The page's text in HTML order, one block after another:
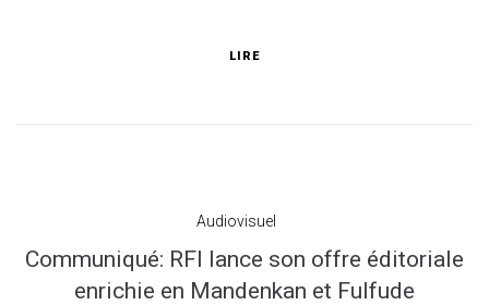
LIRE
Audiovisuel
Communiqué: RFI lance son offre éditoriale
enrichie en Mandenkan et Fulfude